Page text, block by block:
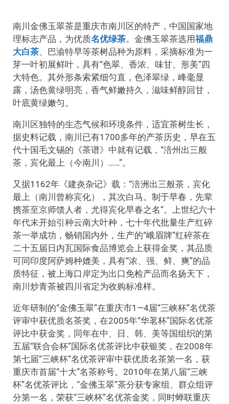
南川金佛玉翠茶是重庆市南川区的特产，中国国家地
理标志产品，为优质名优绿茶。金佛玉翠茶选用福鼎
大白茶、巴渝特早等茶树品种为原料，采摘标准为一
芽一叶初展鲜叶，具有“色翠、香浓、味甘、形美”四
大特色。其外形条索紧细匀直，色泽翠绿，峰毫显
露，汤色黄绿明亮，香气鲜嫩持久，滋味鲜醇回甘，
叶底黄绿嫩匀。
南川区独特的生态气候和环境条件，适宜茶树生长，
据史料记载，南川已有1700多年的产茶历史，早在五
代十国毛文锡的《茶谱》中就有记载，“涪州出三般
茶，宾化最上（今南川）……”。
又据1162年《建炎杂记》载：“涪洲出三般茶，宾化
最上（南川曾称宾化），其次白马。制于早春，先辈
携茶至京师馈人者，尤得宾化早春之名”。上世纪六十
年代末开始引种云南大叶种，七十年代批量生产红碎
茶一举成功，畅销国内外，生产的“峨眉牌”红碎茶在
二十五届日内瓦国际食品博览会上获得金奖，其品质
可同印度阿萨姆种媲美，具有“浓、强、鲜、爽”的品
质特征，被上海口岸定为出口免检产品而名扬天下，
南川炒青茶被四川省定为收购标准样。
近年研制的“金佛玉翠”在重庆市1—4届“三峡杯”名优茶
评审中获优质名茶奖，在2005年“华茗杯”国际名优茶
评比中获金奖，同年在中、日、韩、美等国组织的第
五届“联合会杯”国际名优茶评比中获银奖，在2008年
第七届“三峡杯”名优茶评审中获优质名茶第一名，获
重庆市首届“十大”名茶称号。2010年在第八届“三峡
杯”名优茶评比，“金佛玉翠”茶分获专家组、群众组评
分第一名，荣获“三峡杯”名优茶金奖，同时蝉联重庆